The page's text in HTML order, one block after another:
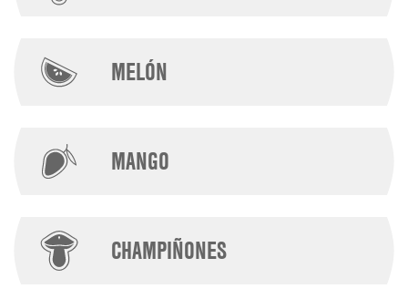
MELÓN
MANGO
CHAMPIÑONES